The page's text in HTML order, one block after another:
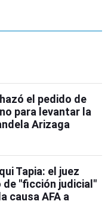
el pedido de
para levantar la
Arizaga
Tapia: el juez
"ficción judicial"
causa AFA a